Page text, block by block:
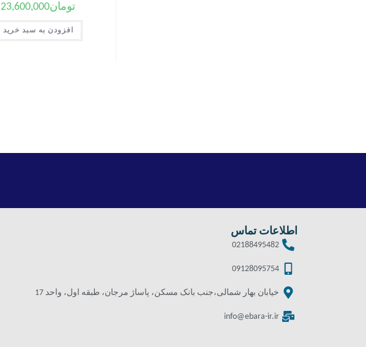
تومان23,600,000
افزودن به سبد خرید
اطلاعات تماس
02188495482
09128095754
خیابان بهار شمالی،جنب بانک مسکن، پاساژ مرجان، طبقه اول، واحد 17
info@ebara-ir.ir